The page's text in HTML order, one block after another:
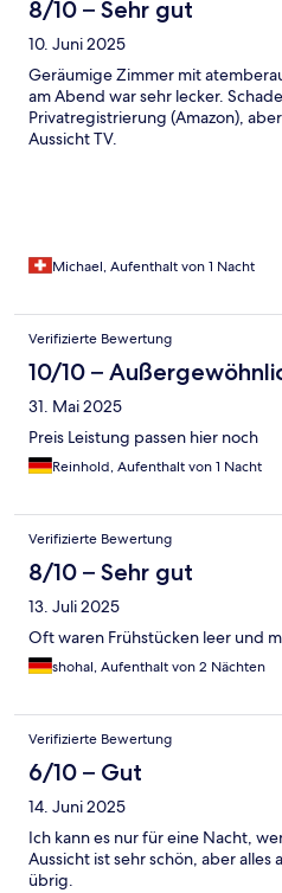
8/10 – Sehr gut
10. Juni 2025
Geräumige Zimmer mit
am Abend war sehr lecker.
Privatregistrierung (Amazon),
Aussicht TV.
Michael, Aufenthalt von 1 Nacht
Verifizierte Bewertung
10/10 –
31. Mai 2025
Preis Leistung passen hier noch
Reinhold, Aufenthalt von 1 Nacht
Verifizierte Bewertung
8/10 – Sehr gut
13. Juli 2025
Oft waren Frühstücken leer und
shohal, Aufenthalt von 2 Nächten
Verifizierte Bewertung
6/10 – Gut
14. Juni 2025
Ich kann es nur für eine Nacht,
Aussicht ist sehr schön, aber alles
übrig.